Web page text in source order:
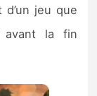
jeu que
avant la fin